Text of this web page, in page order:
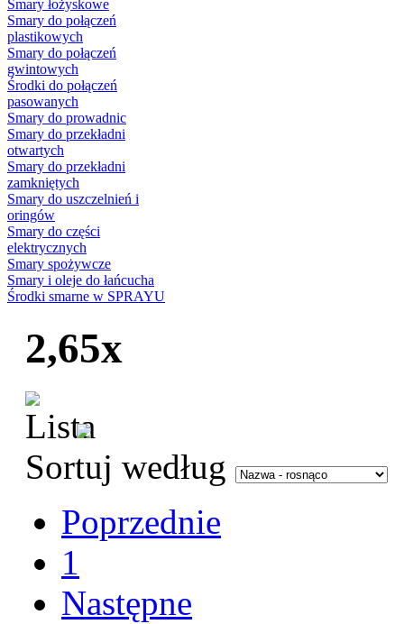
Smary łożyskowe
Smary do połączeń
plastikowych
Smary do połączeń
gwintowych
Środki do połączeń
pasowanych
Smary do prowadnic
Smary do przekładni
otwartych
Smary do przekładni
zamkniętych
Smary do uszczelnień i
oringów
Smary do części
elektrycznych
Smary spożywcze
Smary i oleje do łańcucha
Środki smarne w SPRAYU
2,65x
Sortuj według
Poprzednie
1
Następne